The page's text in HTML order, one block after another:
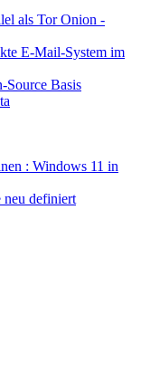
als Tor Onion -
E-Mail-System im
Source Basis
: Windows 11 in
definiert